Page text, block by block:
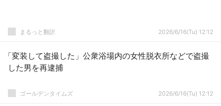
まるっと翻訳 2026/6/16(Tu) 12:12
「変装して盗撮した」公衆浴場内の女性脱衣所などで盗撮
した男を再逮捕
ゴールデンタイムズ 2026/6/16(Tu) 12:12